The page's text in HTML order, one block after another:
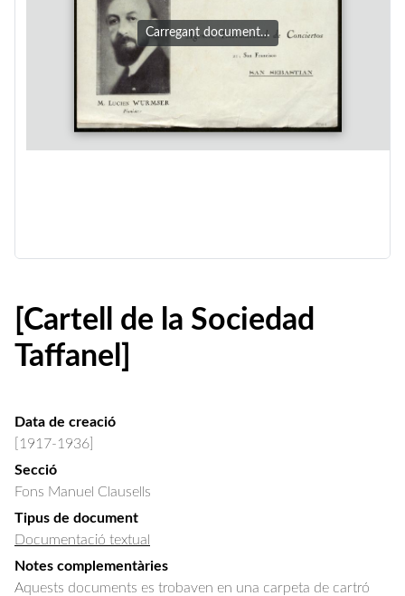
Carregant document…
[Cartell de la Sociedad
Taffanel]
Data de creació
[1917-1936]
Secció
Fons Manuel Clausells
Tipus de document
Documentació textual
Notes complementàries
Aquests documents es trobaven en una carpeta de cartró